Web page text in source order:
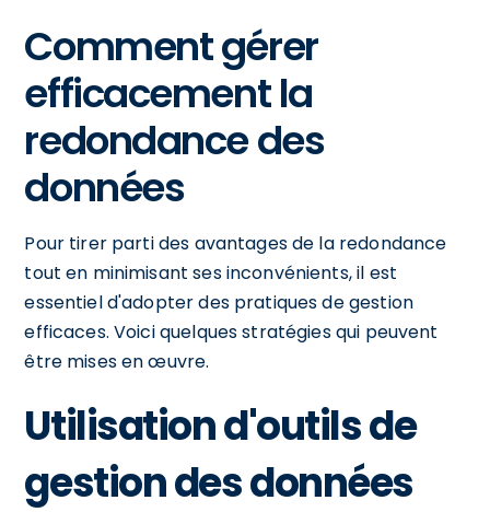
Comment gérer
efficacement la
redondance des
données
Pour tirer parti des avantages de la redondance
tout en minimisant ses inconvénients, il est
essentiel d'adopter des pratiques de gestion
efficaces. Voici quelques stratégies qui peuvent
être mises en œuvre.
Utilisation d'outils de
gestion des données